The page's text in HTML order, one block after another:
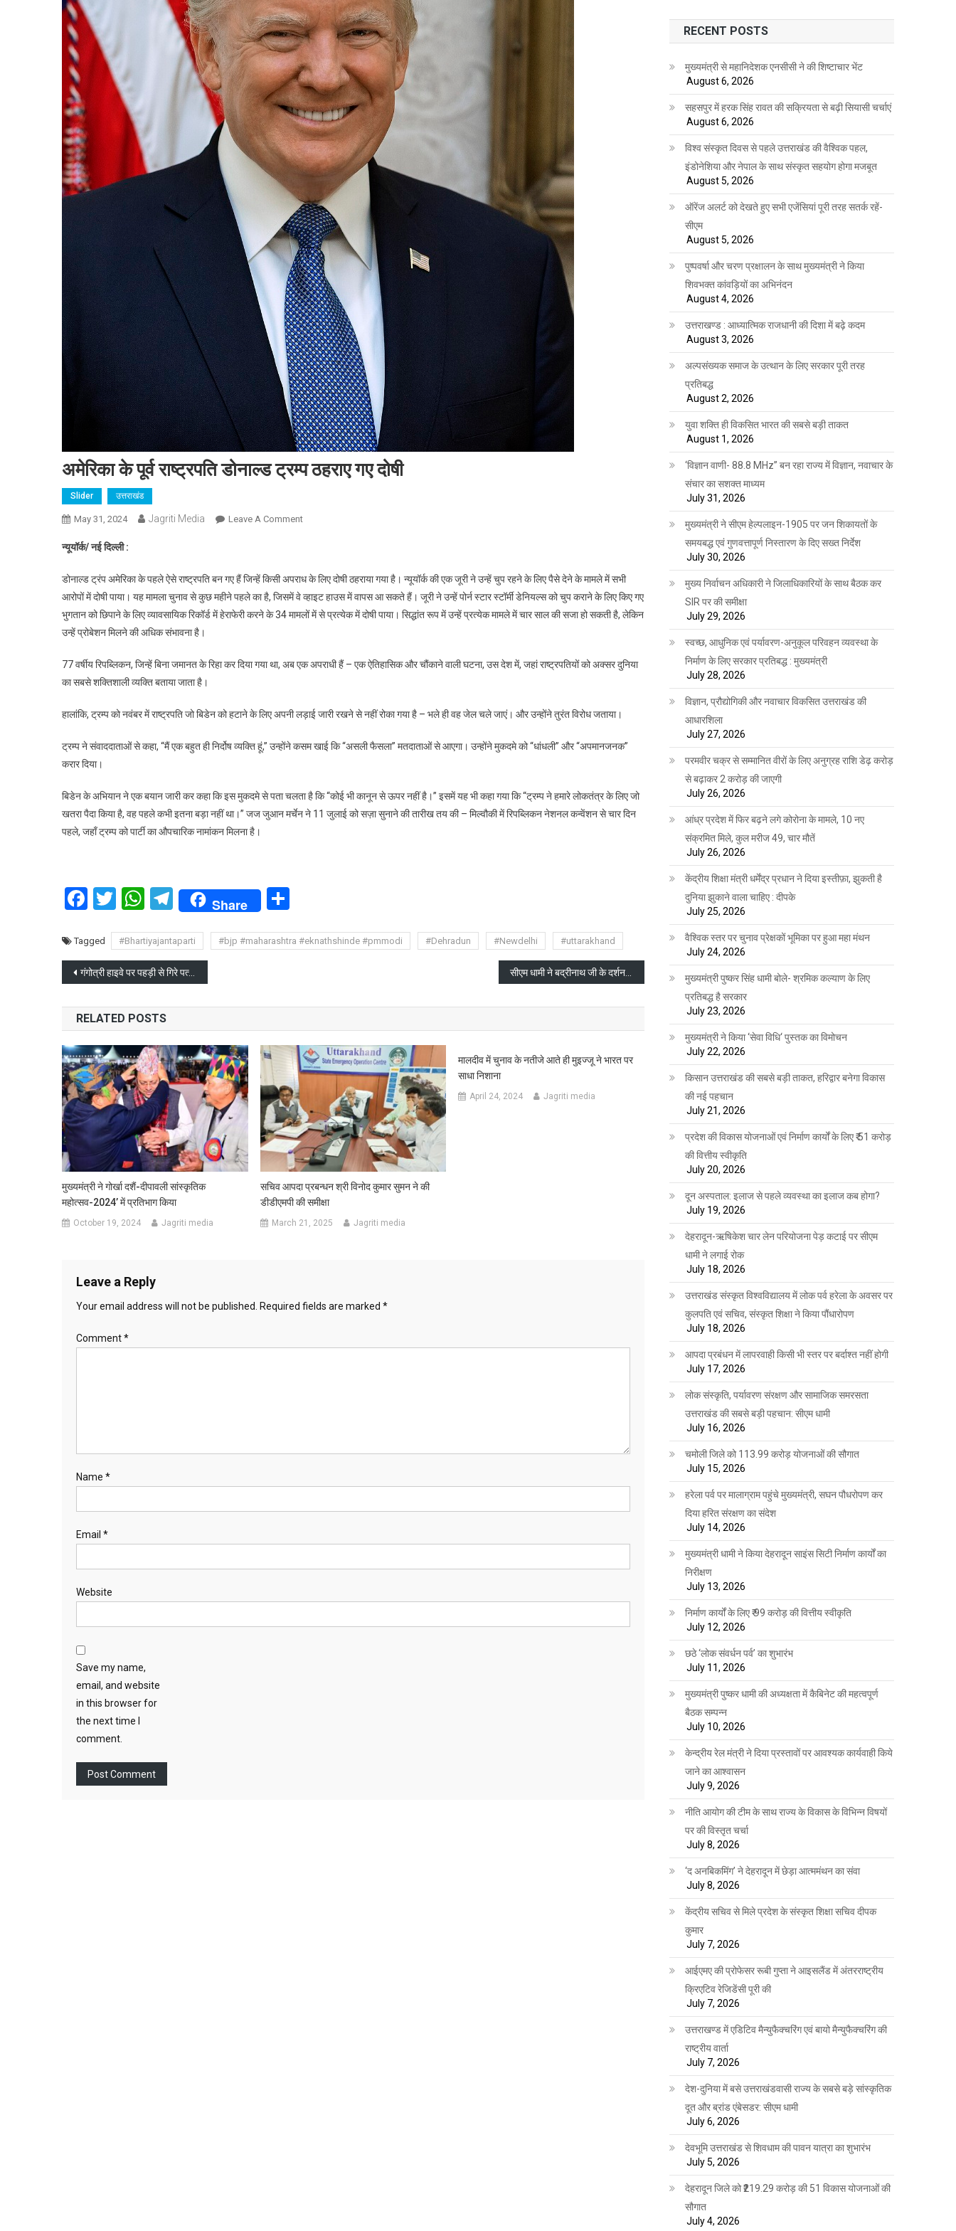
अमेरिका के पूर्व राष्ट्रपति डोनाल्ड ट्रम्प ठहराए गए दोषी
Slider उत्तराखंड
May 31, 2024 Jagriti Media Leave A CommentOn
राष्ट्रपति
डोनाल्ड
ट्रम्प
दोषी
न्यूयॉर्क/ नई दिल्ली :
डोनाल्ड ट्रंप अमेरिका के पहले ऐसे राष्ट्रपति बन गए हैं जिन्हें किसी अपराध के लिए दोषी ठहराया गया है। न्यूयॉर्क की एक जूरी ने उन्हें चुप रहने के लिए पैसे देने के मामले में सभी
आरोपों में दोषी पाया। यह मामला चुनाव से कुछ महीने पहले का है, जिसमें वे व्हाइट हाउस में वापस आ सकते हैं। जूरी ने उन्हें पोर्न स्टार स्टॉर्मी डेनियल्स को चुप कराने के लिए किए गए
भुगतान को छिपाने के लिए व्यावसायिक रिकॉर्ड में हेराफेरी करने के 34 मामलों में से प्रत्येक में दोषी पाया। सिद्धांत रूप में उन्हें प्रत्येक मामले में चार साल की सजा हो सकती है, लेकिन
उन्हें प्रोबेशन मिलने की अधिक संभावना है।
77 वर्षीय रिपब्लिकन, जिन्हें बिना जमानत के रिहा कर दिया गया था, अब एक अपराधी हैं – एक ऐतिहासिक और चौंकाने वाली घटना, उस देश में, जहां राष्ट्रपतियों को अक्सर दुनिया
का सबसे शक्तिशाली व्यक्ति बताया जाता है।
हालांकि, ट्रम्प को नवंबर में राष्ट्रपति जो बिडेन को हटाने के लिए अपनी लड़ाई जारी रखने से नहीं रोका गया है – भले ही वह जेल चले जाएं। और उन्होंने तुरंत विरोध जताया।
ट्रम्प ने संवाददाताओं से कहा, “मैं एक बहुत ही निर्दोष व्यक्ति हूं,” उन्होंने कसम खाई कि “असली फैसला” मतदाताओं से आएगा। उन्होंने मुकदमे को “धांधली” और “अपमानजनक”
करार दिया।
बिडेन के अभियान ने एक बयान जारी कर कहा कि इस मुकदमे से पता चलता है कि “कोई भी कानून से ऊपर नहीं है।” इसमें यह भी कहा गया कि “ट्रम्प ने हमारे लोकतंत्र के लिए जो
खतरा पैदा किया है, वह पहले कभी इतना बड़ा नहीं था।” जज जुआन मर्चेन ने 11 जुलाई को सज़ा सुनाने की तारीख तय की – मिल्वौकी में रिपब्लिकन नेशनल कन्वेंशन से चार दिन
पहले, जहाँ ट्रम्प को पार्टी का औपचारिक नामांकन मिलना है।
Facebook
Twitter
WhatsApp
Telegram
Share
Tagged #Bhartiyajantaparti #bjp #maharashtra #eknathshinde #pmmodi #Dehradun #Newdelhi #uttarakhand
Post
navigation
गंगोत्री हाइवे पर पहड़ी से गिरे पत्थर कई वाहन दबे, एक की मौत पांच घायल
RELATED POSTS
मुख्यमंत्री ने गोर्खा दशैं-दीपावली सांस्कृतिक
महोत्सव-2024’ में प्रतिभाग किया
October 19, 2024 Jagriti media
सचिव आपदा प्रबन्धन श्री विनोद कुमार सुमन ने की
डीडीएमपी की समीक्षा
March 21, 2025 Jagriti media
मालदीव में चुनाव के नतीजे आते ही मुइज्जू ने भारत पर
साधा निशाना
April 24, 2024 Jagriti media
Leave a Reply
Your email address will not be published. Required fields are marked *
Comment*
Name *
Email *
Website
Save my name,
email, and website
in this browser for
the next time I
comment.
RECENT POSTS
मुख्यमंत्री से महानिदेशक एनसीसी ने की शिष्टाचार भेंट
August 6, 2026
सहसपुर में हरक सिंह रावत की सक्रियता से बढ़ी सियासी चर्चाएं
August 6, 2026
विश्व संस्कृत दिवस से पहले उत्तराखंड की वैश्विक पहल,
इंडोनेशिया और नेपाल के साथ संस्कृत सहयोग होगा मजबूत
August 5, 2026
ऑरेंज अलर्ट को देखते हुए सभी एजेंसियां पूरी तरह सतर्क रहें-
सीएम
August 5, 2026
पुष्पवर्षा और चरण प्रक्षालन के साथ मुख्यमंत्री ने किया
शिवभक्त कांवड़ियों का अभिनंदन
August 4, 2026
उत्तराखण्ड : आध्यात्मिक राजधानी की दिशा में बढ़े कदम
August 3, 2026
अल्पसंख्यक समाज के उत्थान के लिए सरकार पूरी तरह
प्रतिबद्ध
August 2, 2026
युवा शक्ति ही विकसित भारत की सबसे बड़ी ताकत
August 1, 2026
‘विज्ञान वाणी- 88.8 MHz” बन रहा राज्य में विज्ञान, नवाचार के
संचार का सशक्त माध्यम
July 31, 2026
मुख्यमंत्री ने सीएम हेल्पलाइन-1905 पर जन शिकायतों के
समयबद्ध एवं गुणवत्तापूर्ण निस्तारण के दिए सख्त निर्देश
July 30, 2026
मुख्य निर्वाचन अधिकारी ने जिलाधिकारियों के साथ बैठक कर
SIR पर की समीक्षा
July 29, 2026
स्वच्छ, आधुनिक एवं पर्यावरण-अनुकूल परिवहन व्यवस्था के
निर्माण के लिए सरकार प्रतिबद्ध : मुख्यमंत्री
July 28, 2026
विज्ञान, प्रौद्योगिकी और नवाचार विकसित उत्तराखंड की
आधारशिला
July 27, 2026
परमवीर चक्र से सम्मानित वीरों के लिए अनुग्रह राशि डेढ़ करोड़
से बढ़ाकर 2 करोड़ की जाएगी
July 26, 2026
आंध्र प्रदेश में फिर बढ़ने लगे कोरोना के मामले, 10 नए
संक्रमित मिले, कुल मरीज 49, चार मौतें
July 26, 2026
केंद्रीय शिक्षा मंत्री धर्मेंद्र प्रधान ने दिया इस्तीफ़ा, झुकती है
दुनिया झुकाने वाला चाहिए : दीपके
July 25, 2026
वैश्विक स्तर पर चुनाव प्रेक्षकों भूमिका पर हुआ महा मंथन
July 24, 2026
मुख्यमंत्री पुष्कर सिंह धामी बोले- श्रमिक कल्याण के लिए
प्रतिबद्ध है सरकार
July 23, 2026
मुख्यमंत्री ने किया ‘सेवा विधि‘ पुस्तक का विमोचन
July 22, 2026
किसान उत्तराखंड की सबसे बड़ी ताकत, हरिद्वार बनेगा विकास
की नई पहचान
July 21, 2026
प्रदेश की विकास योजनाओं एवं निर्माण कार्यों के लिए ₹ 51 करोड़
की वित्तीय स्वीकृति
July 20, 2026
दून अस्पताल: इलाज से पहले व्यवस्था का इलाज कब होगा?
July 19, 2026
देहरादून-ऋषिकेश चार लेन परियोजना पेड़ कटाई पर सीएम
धामी ने लगाई रोक
July 18, 2026
उत्तराखंड संस्कृत विश्वविद्यालय में लोक पर्व हरेला के अवसर पर
कुलपति एवं सचिव, संस्कृत शिक्षा ने किया पौंधारोपण
July 18, 2026
आपदा प्रबंधन में लापरवाही किसी भी स्तर पर बर्दाश्त नहीं होगी
July 17, 2026
लोक संस्कृति, पर्यावरण संरक्षण और सामाजिक समरसता
उत्तराखंड की सबसे बड़ी पहचान: सीएम धामी
July 16, 2026
चमोली जिले को 113.99 करोड़ योजनाओं की सौगात
July 15, 2026
हरेला पर्व पर मालाग्राम पहुंचे मुख्यमंत्री, सघन पौधरोपण कर
दिया हरित संरक्षण का संदेश
July 14, 2026
मुख्यमंत्री धामी ने किया देहरादून साइंस सिटी निर्माण कार्यों का
निरीक्षण
July 13, 2026
निर्माण कार्यों के लिए ₹ 99 करोड़ की वित्तीय स्वीकृति
July 12, 2026
छठे ‘लोक संवर्धन पर्व’ का शुभारंभ
July 11, 2026
मुख्यमंत्री पुष्कर धामी की अध्यक्षता में कैबिनेट की महत्वपूर्ण
बैठक सम्पन्न
July 10, 2026
केन्द्रीय रेल मंत्री ने दिया प्रस्तावों पर आवश्यक कार्यवाही किये
जाने का आश्वासन
July 9, 2026
नीति आयोग की टीम के साथ राज्य के विकास के विभिन्न विषयों
पर की विस्तृत चर्चा
July 8, 2026
‘द अनबिकमिंग’ ने देहरादून में छेड़ा आत्ममंथन का संवा
July 8, 2026
केंद्रीय सचिव से मिले प्रदेश के संस्कृत शिक्षा सचिव दीपक
कुमार
July 7, 2026
आईएमए की प्रोफेसर रूबी गुप्ता ने आइसलैंड में अंतरराष्ट्रीय
क्रिएटिव रेजिडेंसी पूरी की
July 7, 2026
उत्तराखण्ड में एडिटिव मैन्युफैक्चरिंग एवं बायो मैन्युफैक्चरिंग की
राष्ट्रीय वार्ता
July 7, 2026
देश-दुनिया में बसे उत्तराखंडवासी राज्य के सबसे बड़े सांस्कृतिक
दूत और ब्रांड एंबेसडर: सीएम धामी
July 6, 2026
देवभूमि उत्तराखंड से शिवधाम की पावन यात्रा का शुभारंभ
July 5, 2026
देहरादून जिले को ₹219.29 करोड़ की 51 विकास योजनाओं की
सौगात
July 4, 2026